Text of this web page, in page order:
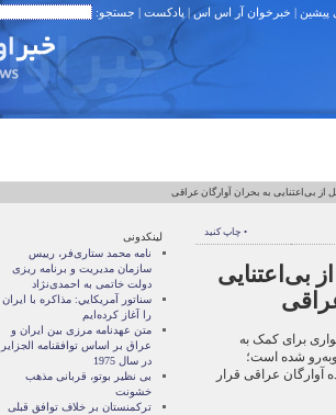
پیشین | خبرخوان آر اس اس| پادکست | جستجو:
از بی‌اعتنایی به بحران آوارگان عراقی
• چاپ کنید
بی‌اعتنایی
برای کمک به
شده است؛
عراقی قرار
لینکدونی
نامه محمد ستاری‌فر، رییس
سازمان مدیریت و برنامه ریزی
دولت خاتمی به احمدی‌نژاد
سناتور آمريکايي: مذاکره با ايران
را آغاز کرده‌ايم
متن عهدنامه مرزى بين ايران و
عراق بر اساس توافقنامه الجزاير
در سال 1975
بی نظیر بوتو، قربانی مذهب
خشونت
ترکمنستان بر خلاف توافق قبلی